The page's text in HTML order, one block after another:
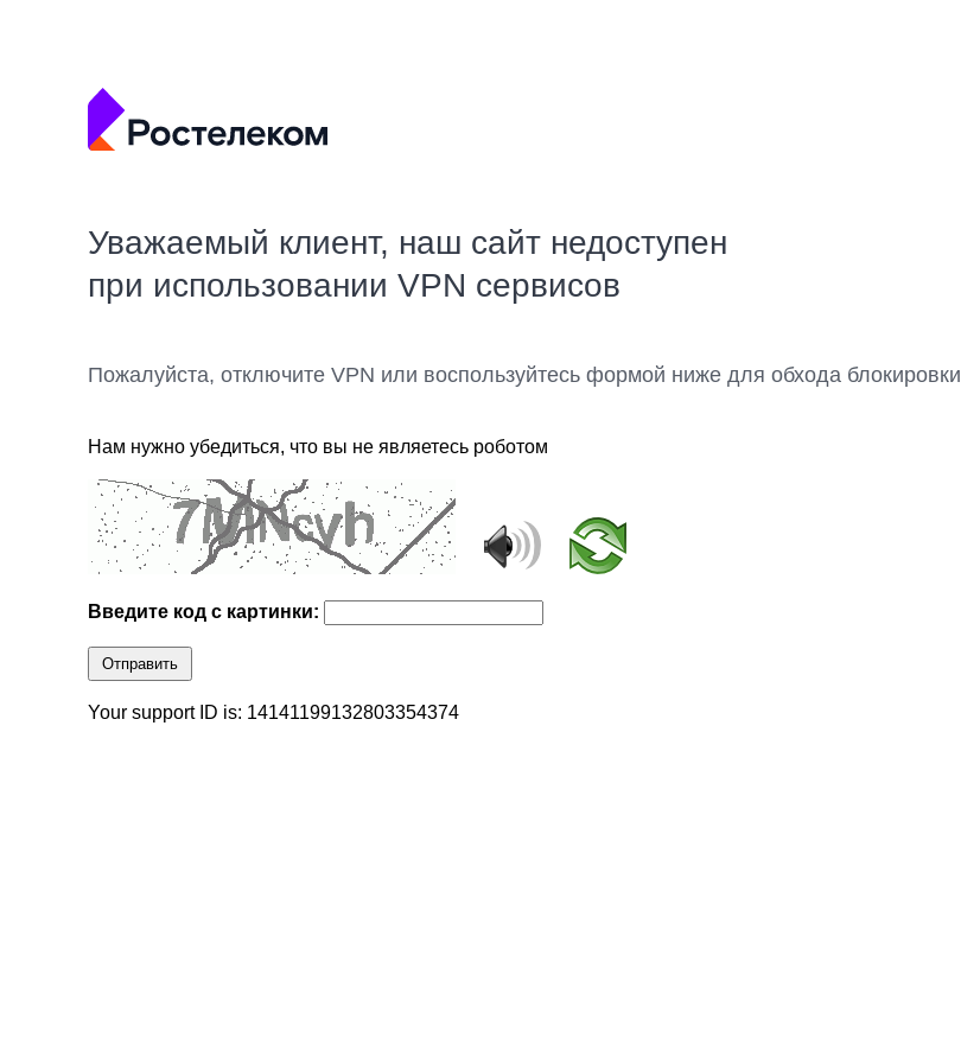
Уважаемый клиент, наш сайт недоступен
при использовании VPN сервисов
Пожалуйста, отключите VPN или воспользуйтесь формой ниже для обхода блокировки
Нам нужно убедиться, что вы не являетесь роботом
Введите код с картинки:
Отправить
Your support ID is: 14141199132803354374